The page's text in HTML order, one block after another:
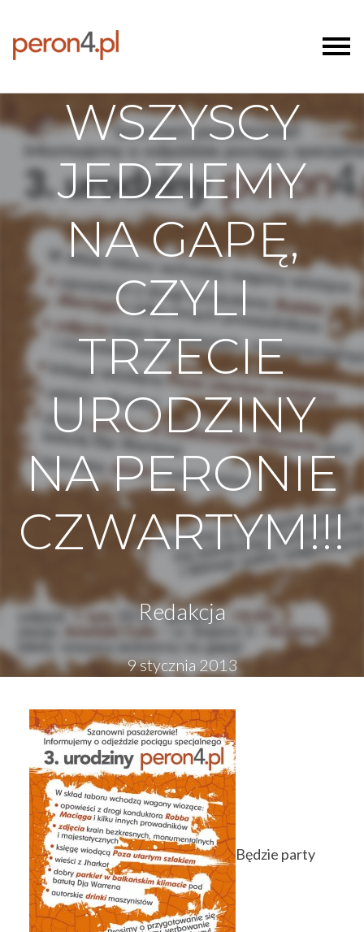
WSZYSCY
JEDZIEMY
NA GAPĘ,
CZYLI
TRZECIE
URODZINY
NA PERONIE
CZWARTYM!!!
Redakcja
9 stycznia 2013
Będzie party